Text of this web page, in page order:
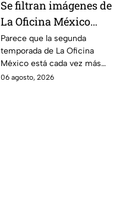
Se filtran imágenes de
La Oficina México
temporada 2 y un
detalle desata teorías
entre los fans
Parece que la segunda
temporada de La Oficina
México está cada vez más
cerca, pues el elenco ya se
06 agosto, 2026